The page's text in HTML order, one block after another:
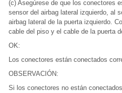
(c) Asegúrese de que los conectores
sensor del airbag lateral izquierdo, al
airbag lateral de la puerta izquierdo.
cable del piso y el cable de la puerta
OK:
Los conectores están conectados
OBSERVACIÓN:
Si los conectores no están